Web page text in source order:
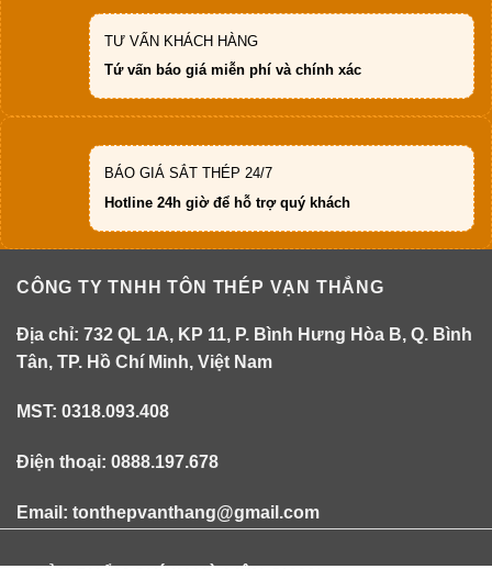
TƯ VẤN KHÁCH HÀNG
Tứ vấn báo giá miễn phí và chính xác
BÁO GIÁ SẮT THÉP 24/7
Hotline 24h giờ để hỗ trợ quý khách
CÔNG TY TNHH TÔN THÉP VẠN THẮNG
Địa chỉ: 732 QL 1A, KP 11, P. Bình Hưng Hòa B, Q. Bình
Tân, TP. Hồ Chí Minh, Việt Nam
MST: 0318.093.408
Điện thoại: 0888.197.678
Email: tonthepvanthang@gmail.com